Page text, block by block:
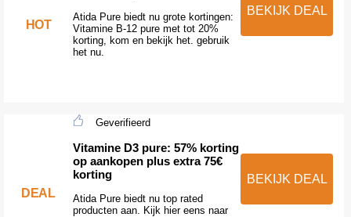
HOT
Atida Pure biedt nu grote kortingen:
Vitamine B-12 pure met tot 20%
korting, kom en bekijk het. gebruik
het nu.
BEKIJK DEAL
DEAL
Geverifieerd
Vitamine D3 pure: 57% korting
op aankopen plus extra 75€
korting
Atida Pure biedt nu top rated
producten aan. Kijk hier eens naar
BEKIJK DEAL